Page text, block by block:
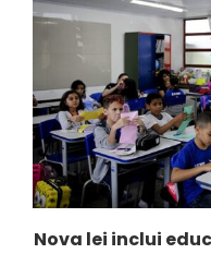
Nova lei inclui